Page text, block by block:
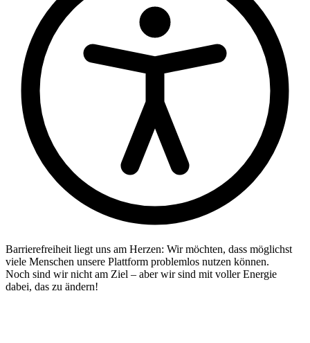
Barrierefreiheit liegt uns am Herzen: Wir möchten, dass möglichst
viele Menschen unsere Plattform problemlos nutzen können.
Noch sind wir nicht am Ziel – aber wir sind mit voller Energie
dabei, das zu ändern!